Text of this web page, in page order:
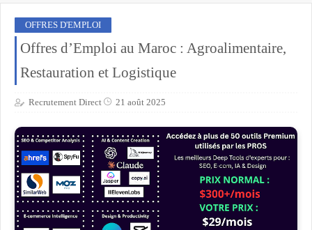
OFFRES D'EMPLOI
Offres d’Emploi au Maroc : Agroalimentaire,
Restauration et Logistique
Recrutement Direct 21 août 2025